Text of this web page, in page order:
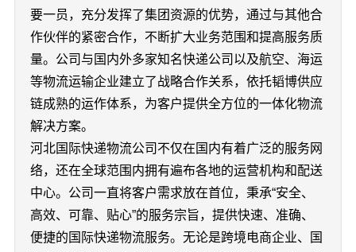
要一员，充分发挥了集团资源的优势，通过与其他合
作伙伴的紧密合作，不断扩大业务范围和提高服务质
量。公司与国内外多家知名快递公司以及航空、海运
等物流运输企业建立了战略合作关系，依托韬博供应
链成熟的运作体系，为客户提供全方位的一体化物流
解决方案。
河北国际快递物流公司不仅在国内有着广泛的服务网
络，还在全球范围内拥有遍布各地的运营机构和配送
中心。公司一直将客户需求放在首位，秉承“安全、
高效、可靠、贴心”的服务宗旨，提供快速、准确、
便捷的国际快递物流服务。无论是跨境电商企业、国